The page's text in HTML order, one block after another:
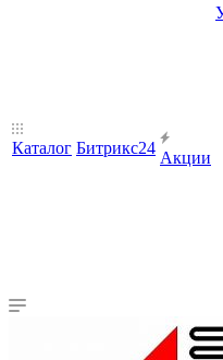
Каталог Битрикс24
Акции